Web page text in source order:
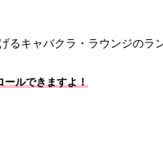
るキャバクラ・ラウンジのラ
ルできますよ！